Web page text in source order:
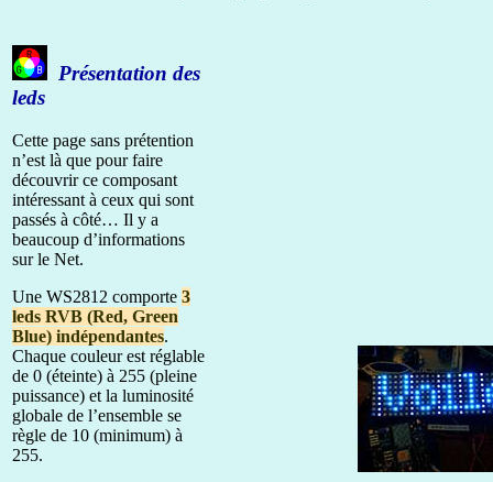
Présentation des
leds
Cette page sans prétention
n’est là que pour faire
découvrir ce composant
intéressant à ceux qui sont
passés à côté… Il y a
beaucoup d’informations
sur le Net.
Une WS2812 comporte 3
leds RVB (Red, Green
Blue) indépendantes.
Chaque couleur est réglable
de 0 (éteinte) à 255 (pleine
puissance) et la luminosité
globale de l’ensemble se
règle de 10 (minimum) à
255.